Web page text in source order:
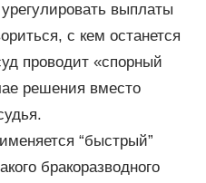
выплаты
с кем останется
проводит «спорный
решения вместо
“быстрый”
бракоразводного